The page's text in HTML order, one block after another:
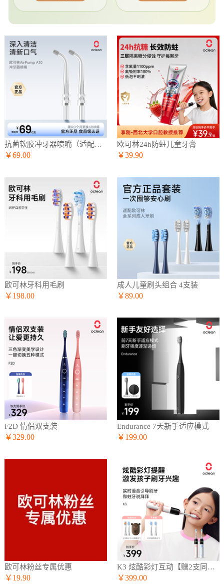
抗菌软胶冲牙器喷嘴（适配A10冲牙器）
￥69.00
欧可林24h防蛀儿童牙膏
￥39.90
欧可林牙科用毛刷
￥198.00
成人儿童刷头组合 4支装
￥89.00
F2D 情侣双支装
￥329.00
Endurance 7天新手适应模式
￥199.00
欧可林粉丝专属优惠
￥19.90
K3 炫酷彩灯互动【赠2支同款刷头】
￥399.00